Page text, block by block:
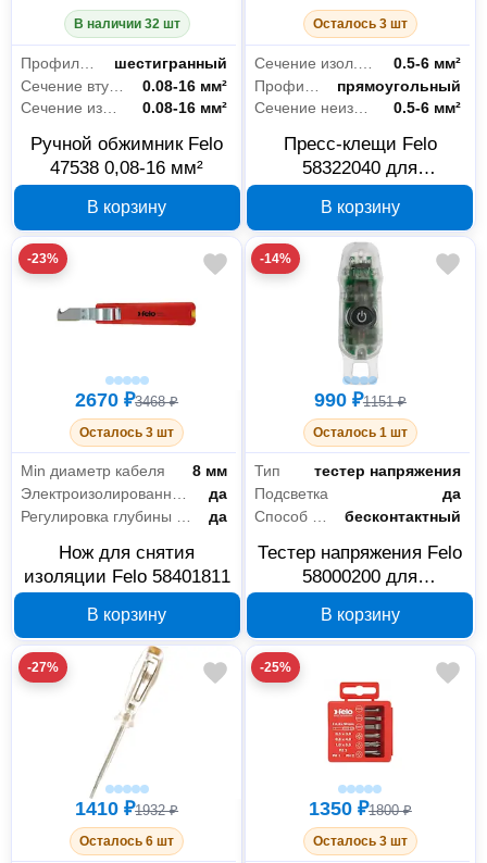
В наличии 32 шт
шестигранный
0.08-16 мм²
Сечение изол. наконечников
0.08-16 мм²
Ручной обжимник Felo
47538 0,08-16 мм²
В корзину
Осталось 3 шт
0.5-6 мм²
прямоугольный
Сечение неизолир. наконечников (Сu)
0.5-6 мм²
Пресс-клещи Felo
58322040 для
В корзину
-23%
2670 ₽3468 ₽
Осталось 3 шт
Min диаметр кабеля
8 мм
Электроизолированный (VDE)
да
да
Нож для снятия
изоляции Felo 58401811
В корзину
-14%
990 ₽1151 ₽
Осталось 1 шт
Тип
тестер напряжения
Подсветка
да
бесконтактный
Тестер напряжения Felo
58000200 для
инструмента
В корзину
-27%
1410 ₽1932 ₽
Осталось 6 шт
-25%
1350 ₽1800 ₽
Осталось 3 шт